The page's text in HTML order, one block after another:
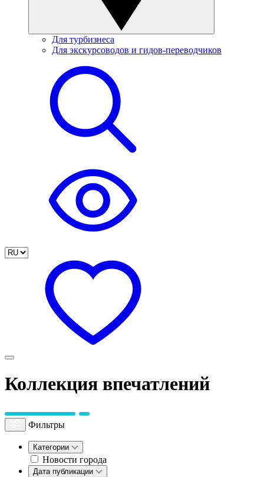
Для турбизнеса
Для экскурсоводов и гидов-переводчиков
Коллекция впечатлений
Фильтры
Категории
Новости города
Дата публикации